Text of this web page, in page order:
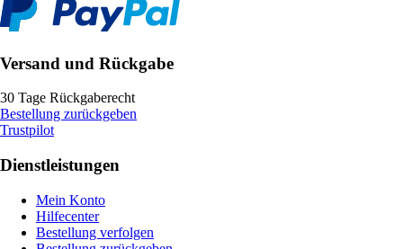
Versand und Rückgabe
30 Tage Rückgaberecht
Bestellung zurückgeben
Trustpilot
Dienstleistungen
Mein Konto
Hilfecenter
Bestellung verfolgen